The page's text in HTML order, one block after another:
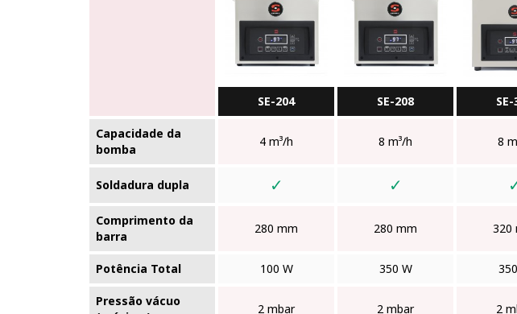
SE-204 SE-208
Capacidade da
bomba
4 m³/h 8 m³/h 8
Soldadura dupla ✓ ✓
Comprimento da
barra
280 mm 280 mm 320
Potência Total 100 W 350 W
Pressão vácuo
2 mbar 2 mbar 2